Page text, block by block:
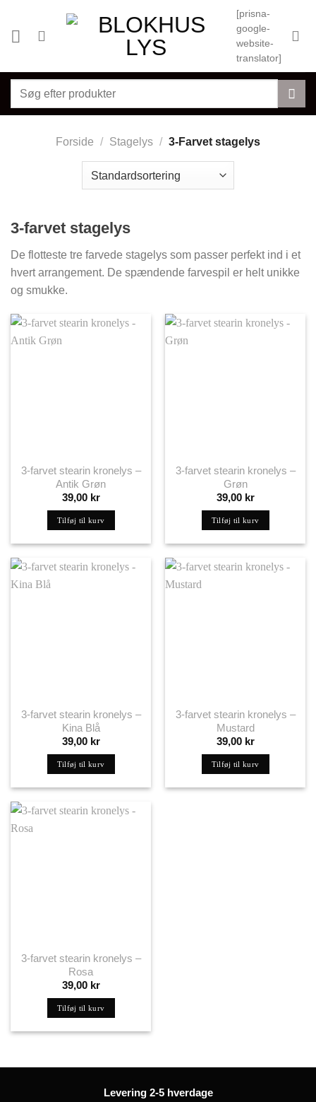
indhold
[prisna-
google-
website-
translator]
Søg
Forside / Stagelys / 3-Farvet stagelys
3-farvet stagelys
De flotteste tre farvede stagelys som passer perfekt ind i et
hvert arrangement. De spændende farvespil er helt unikke
og smukke.
3-farvet stearin kronelys –
Antik Grøn
39,00 kr
Tilføj til kurv
3-farvet stearin kronelys –
Grøn
39,00 kr
Tilføj til kurv
3-farvet stearin kronelys –
Kina Blå
39,00 kr
Tilføj til kurv
3-farvet stearin kronelys –
Mustard
39,00 kr
Tilføj til kurv
3-farvet stearin kronelys –
Rosa
39,00 kr
Tilføj til kurv
Levering 2-5 hverdage